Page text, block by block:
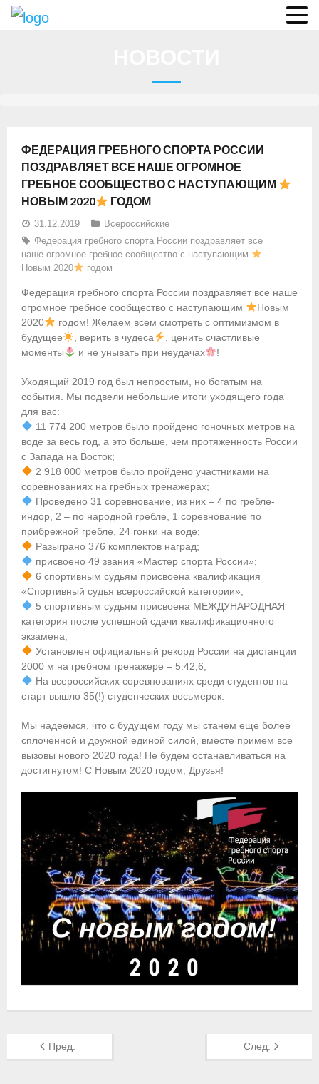
О гребле
- Дисциплины гребного спорта
- История гребли
- Президиум
Регламенты и результаты
Приобретение спортивной страховки
- Архив документов
- Нормативные документы
- Подготовка спортивного резерва
- Правила гребного спорта
Организации
Персоналии
Антидопинг
- Документы
- Контакты
- Информация для спортсменов и персонала
- Пул тестирования РУСАДА
Судейство
- Семинары и экзамены
- Коллегия спортивных судей ФГСР
Фото
Видео
Пресса о нас
- Пресса о ФГСР в 2015
- Пресса о ФГСР в 2016
ФЕДЕРАЦИЯ ГРЕБНОГО СПОРТА РОССИИ
ПОЗДРАВЛЯЕТ ВСЕ НАШЕ ОГРОМНОЕ
ГРЕБНОЕ СООБЩЕСТВО С НАСТУПАЮЩИМ
НОВЫМ 2020
ГОДОМ
31.12.2019
Всероссийские
Федерация гребного спорта России поздравляет все
наше огромное гребное сообщество с наступающим
Новым 2020
годом
Федерация гребного спорта России поздравляет все наше
огромное гребное сообщество с наступающим
Новым
2020
годом! Желаем всем смотреть с оптимизмом в
будущее
, верить в чудеса
, ценить счастливые
моменты
и не унывать при неудачах !
Уходящий 2019 год был непростым, но богатым на
события. Мы подвели небольшие итоги уходящего года
для вас:
11 774 200 метров было пройдено гоночных метров на
воде за весь год, а это больше, чем протяженность России
с Запада на Восток;
2 918 000 метров было пройдено участниками на
соревнованиях на гребных тренажерах;
Проведено 31 соревнование, из них – 4 по гребле-
индор, 2 – по народной гребле, 1 соревнование по
прибрежной гребле, 24 гонки на воде;
Разыграно 376 комплектов наград;
присвоено 49 звания «Мастер спорта России»;
6 спортивным судьям присвоена квалификация
«Спортивный судья всероссийской категории»;
5 спортивным судьям присвоена МЕЖДУНАРОДНАЯ
категория после успешной сдачи квалификационного
экзамена;
Установлен официальный рекорд России на дистанции
2000 м на гребном тренажере – 5:42,6;
На всероссийских соревнованиях среди студентов на
старт вышло 35(!) студенческих восьмерок.
Мы надеемся, что с будущем году мы станем еще более
сплоченной и дружной единой силой, вместе примем все
вызовы нового 2020 года! Не будем останавливаться на
достигнутом! С Новым 2020 годом, Друзья!
Пред. След.